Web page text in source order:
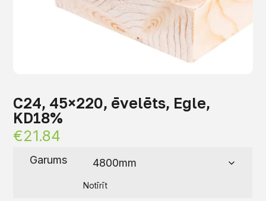
C24, 45×220, ēvelēts, Egle,
KD18%
€21.84
Garums
Notīrīt